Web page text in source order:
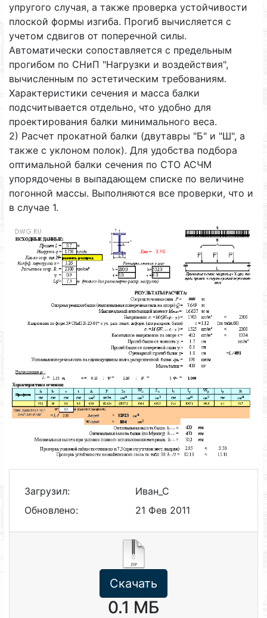
упругого случая, а также проверка устойчивости
плоской формы изгиба. Прогиб вычисляется с
учетом сдвигов от поперечной силы.
Автоматически сопоставляется с предельным
прогибом по СНиП "Нагрузки и воздействия",
вычисленным по эстетическим требованиям.
Характеристики сечения и масса балки
подсчитывается отдельно, что удобно для
проектирования балки минимального веса.
2) Расчет прокатной балки (двутавры "Б" и "Ш", а
также с уклоном полок). Для удобства подбора
оптимальной балки сечения по СТО АСЧМ
упорядочены в выпадающем списке по величине
погонной массы. Выполняются все проверки, что и
в случае 1.
Загрузил:
Иван_С
Обновлено:
21 Фев 2011
Скачать
0.1 МБ